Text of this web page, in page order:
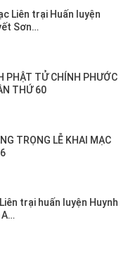
Liên trại Huấn luyện
Sơn…
PHẬT TỬ CHÍNH PHƯỚC
THỨ 60
TRỌNG LỄ KHAI MẠC
trại huấn luyện Huynh